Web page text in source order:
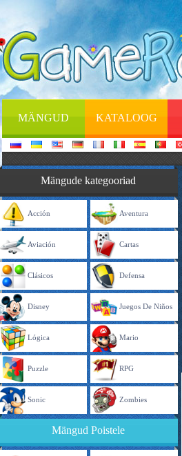
MÄNGUD KATALOOG
Mängude kategooriad
Acción Aventura
Aviación Cartas
Clásicos Defensa
Disney Juegos De Niños
Lógica Mario
Puzzle RPG
Sonic Zombies
Mängud Poistele